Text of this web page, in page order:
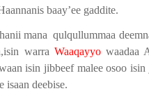
baay’ee gaddite.
mana qulqullummaa
warra Waaqayyowaadaa
isin jibbeef malee osoo isin
isaan deebise.